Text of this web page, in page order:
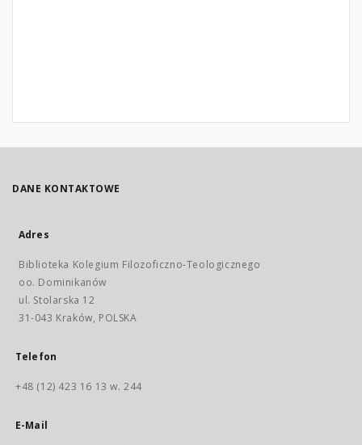
DANE KONTAKTOWE
Adres
Biblioteka Kolegium Filozoficzno-Teologicznego
oo. Dominikanów
ul. Stolarska 12
31-043 Kraków, POLSKA
Telefon
+48 (12) 423 16 13 w. 244
E-Mail